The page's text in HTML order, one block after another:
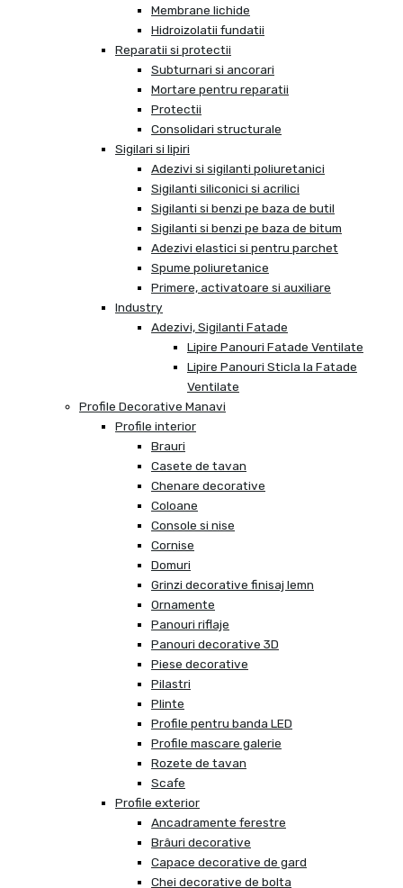
Membrane lichide
Hidroizolatii fundatii
Reparatii si protectii
Subturnari si ancorari
Mortare pentru reparatii
Protectii
Consolidari structurale
Sigilari si lipiri
Adezivi si sigilanti poliuretanici
Sigilanti siliconici si acrilici
Sigilanti si benzi pe baza de butil
Sigilanti si benzi pe baza de bitum
Adezivi elastici si pentru parchet
Spume poliuretanice
Primere, activatoare si auxiliare
Industry
Adezivi, Sigilanti Fatade
Lipire Panouri Fatade Ventilate
Lipire Panouri Sticla la Fatade
Ventilate
Profile Decorative Manavi
Profile interior
Brauri
Casete de tavan
Chenare decorative
Coloane
Console si nise
Cornise
Domuri
Grinzi decorative finisaj lemn
Ornamente
Panouri riflaje
Panouri decorative 3D
Piese decorative
Pilastri
Plinte
Profile pentru banda LED
Profile mascare galerie
Rozete de tavan
Scafe
Profile exterior
Ancadramente ferestre
Brâuri decorative
Capace decorative de gard
Chei decorative de bolta